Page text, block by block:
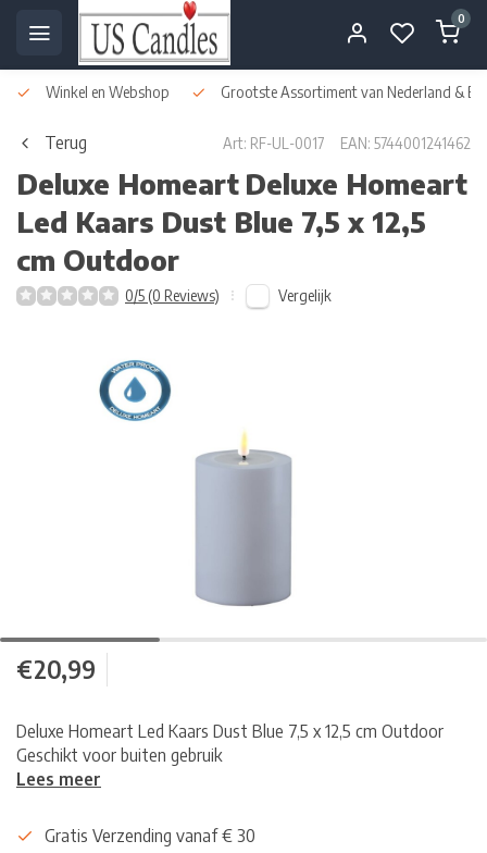
0
Winkel en Webshop Grootste Assortiment van Nederland &
Terug Art: RF-UL-0017 EAN: 5744001241462
Deluxe Homeart Deluxe Homeart
Led Kaars Dust Blue 7,5 x 12,5
cm Outdoor
0/5 (0 Reviews) Vergelijk
€20,99
Deluxe Homeart Led Kaars Dust Blue 7,5 x 12,5 cm Outdoor
Geschikt voor buiten gebruik
Lees meer
Gratis Verzending vanaf € 30